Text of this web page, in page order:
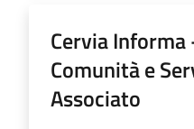
Cervia
Comunità e
Associato